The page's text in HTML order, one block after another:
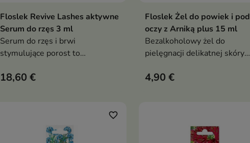
Dodaj do koszyka
Floslek Revive Lashes aktywne
Serum do rzęs 3 ml
Serum do rzęs i brwi
stymulujące porost to
wydłuża, zagęszcza i wzmacnia
naturalny, zdrowy wygląd
18,60 €
 Dodaj do koszyka
Floslek Żel do powiek i pod
oczy z Arniką plus 15 ml
Bezalkoholowy żel do
pielęgnacji delikatnej skóry
4,90 €
favorite_border